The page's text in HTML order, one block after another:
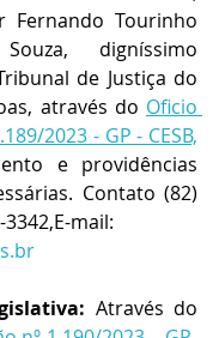
Fernando Tourinho
digníssimo
de Justiça do
através do Oficio
2023 - GP - CESB,
e providências
Contato (82)